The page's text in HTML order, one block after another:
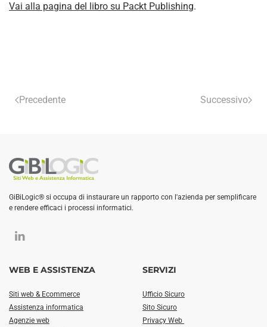
Vai alla pagina del libro su Packt Publishing.
Precedente Successivo
GiBiLogic® si occupa di instaurare un rapporto con l'azienda per semplificare
e rendere efficaci i processi informatici.
WEB E ASSISTENZA
Siti web & Ecommerce
Assistenza informatica
Agenzie web
SERVIZI
Ufficio Sicuro
Sito Sicuro
Privacy Web